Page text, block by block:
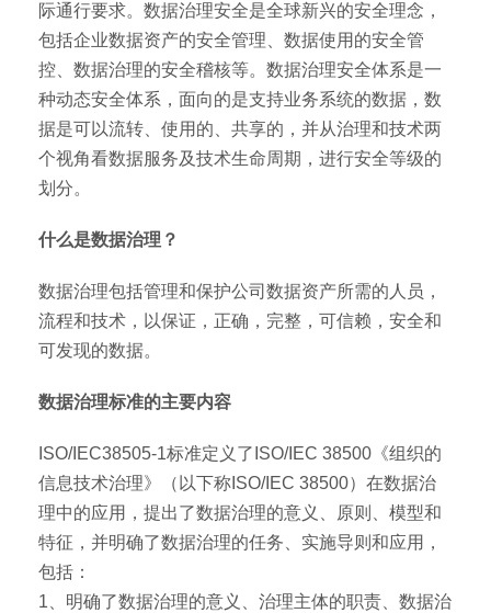
际通行要求。数据治理安全是全球新兴的安全理念，
包括企业数据资产的安全管理、数据使用的安全管
控、数据治理的安全稽核等。数据治理安全体系是一
种动态安全体系，面向的是支持业务系统的数据，数
据是可以流转、使用的、共享的，并从治理和技术两
个视角看数据服务及技术生命周期，进行安全等级的
划分。
什么是数据治理？
数据治理包括管理和保护公司数据资产所需的人员，
流程和技术，以保证，正确，完整，可信赖，安全和
可发现的数据。
数据治理标准的主要内容
ISO/IEC38505-1标准定义了ISO/IEC 38500《组织的
信息技术治理》（以下称ISO/IEC 38500）在数据治
理中的应用，提出了数据治理的意义、原则、模型和
特征，并明确了数据治理的任务、实施导则和应用，
包括：
1、明确了数据治理的意义、治理主体的职责、数据治